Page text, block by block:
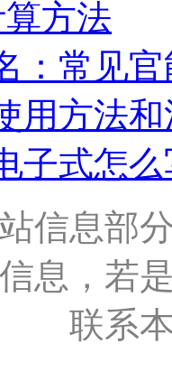
方法
：常见
用方法
子式怎
信息部
息，若
联系